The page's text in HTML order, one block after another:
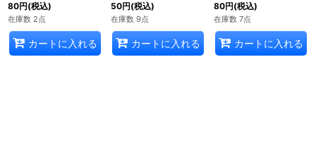
80円(税込)
在庫数 2点
カートに入れる
50円(税込)
在庫数 9点
カートに入れる
80円(税込)
在庫数 7点
カートに入れる